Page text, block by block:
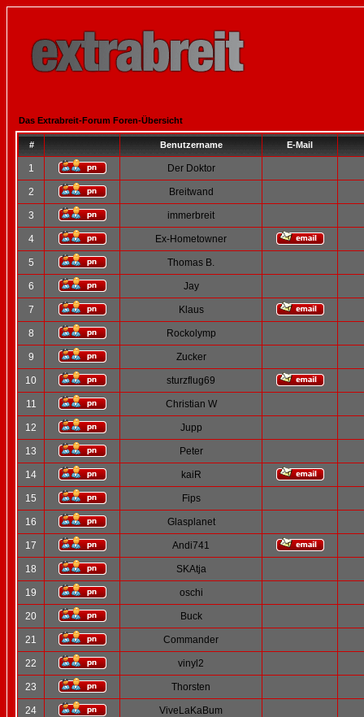
Das Extrabreit-Forum Foren-Übersicht
# Benutzername E-Mail
1 Der Doktor
2 Breitwand
3 immerbreit
4 Ex-Hometowner
5 Thomas B.
6 Jay
7 Klaus
8 Rockolymp
9 Zucker
10 sturzflug69
11 Christian W
12 Jupp
13 Peter
14 kaiR
15 Fips
16 Glasplanet
17 Andi741
18 SKAtja
19 oschi
20 Buck
21 Commander
22 vinyl2
23 Thorsten
24 ViveLaKaBum